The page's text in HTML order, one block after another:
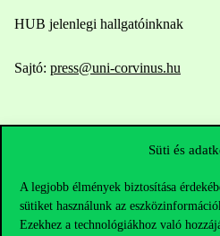
Süti és
A legjobb élmények biztosítása
sütiket használunk az
Ezekhez a technológiákhoz való
HUB jelenlegi hallgatóinknak
Sajtó: press@uni-corvinus.hu
Hasznos linkek